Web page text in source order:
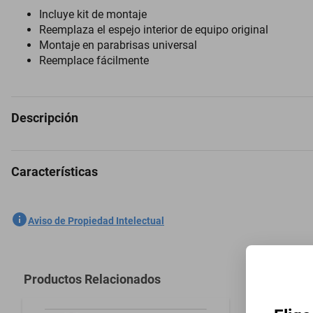
Incluye kit de montaje
Reemplaza el espejo interior de equipo original
Montaje en parabrisas universal
Reemplace fácilmente
Descripción
Espejo Retrovisor para Pontiac Phoenix 1976 a 1995
Características
SKU
PILOT
Modelo
Aviso de Propiedad Intelectual
Productos Relacionados